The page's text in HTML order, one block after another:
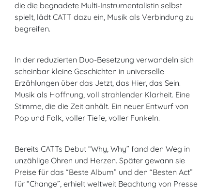
die die begnadete Multi-Instrumentalistin selbst
spielt, lädt CATT dazu ein, Musik als Verbindung zu
begreifen.
In der reduzierten Duo-Besetzung verwandeln sich
scheinbar kleine Geschichten in universelle
Erzählungen über das Jetzt, das Hier, das Sein.
Musik als Hoffnung, voll strahlender Klarheit. Eine
Stimme, die die Zeit anhält. Ein neuer Entwurf von
Pop und Folk, voller Tiefe, voller Funkeln.
Bereits CATTs Debut “Why, Why” fand den Weg in
unzählige Ohren und Herzen. Später gewann sie
Preise für das “Beste Album” und den “Besten Act”
für “Change”, erhielt weltweit Beachtung von Presse